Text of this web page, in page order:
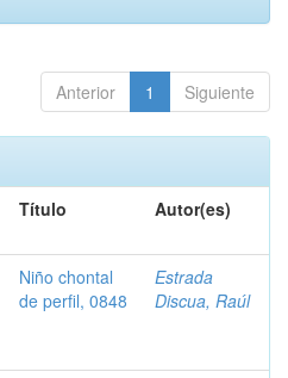
Anterior 1 Siguiente
Título Autor(es)
Niño chontal
de perfil, 0848
Estrada
Discua, Raúl